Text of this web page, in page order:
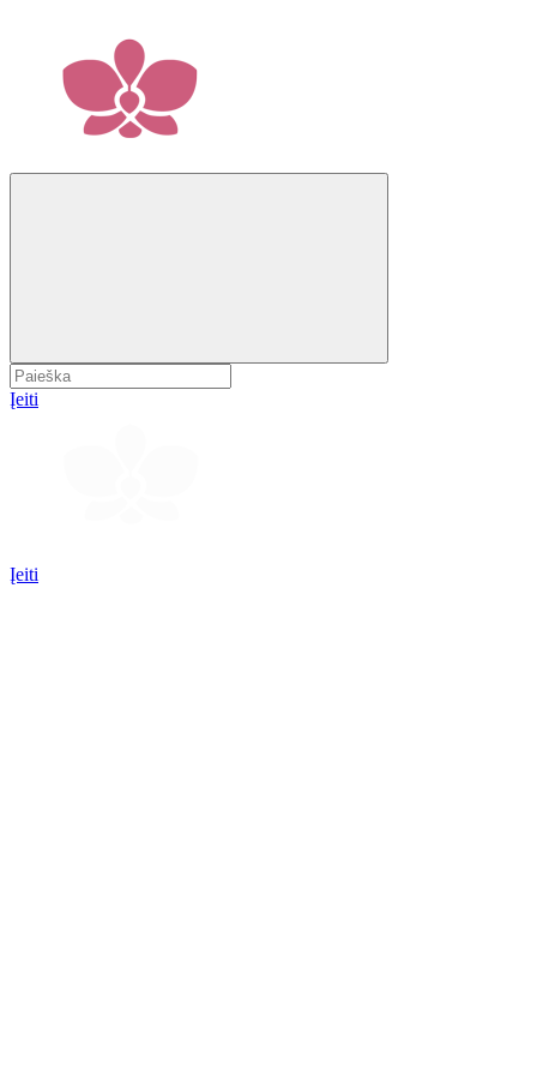
Įeiti
Įeiti